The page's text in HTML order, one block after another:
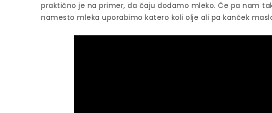
praktično je na primer, da čaju dodamo mleko. Če pa nam
namesto mleka uporabimo katero koli olje ali pa kanček